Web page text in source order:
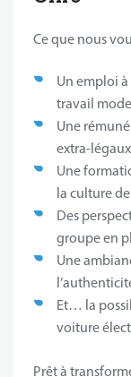
Ce que nous
Un emploi
travail
Une
extra-
Une
la culture
Des
groupe en
Une
Et… la
voiture
Prêt à